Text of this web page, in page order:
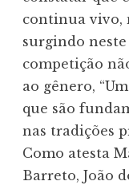
continua vivo,
surgindo
competição
ao gênero,
que são
nas tradições
Como atesta
Barreto, João